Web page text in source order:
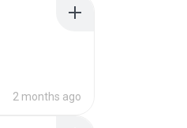
2 months ago